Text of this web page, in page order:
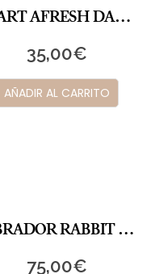
START AFRESH DAILY Enzyme Powder Wash
35,00€
AÑADIR AL CARRITO
VIBRADOR RABBIT FAYER (Azul Claro)
75,00€